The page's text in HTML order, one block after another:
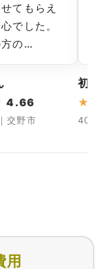
てもらえ
でした。
の…
4.66
交野市
初マ
★
40代
用